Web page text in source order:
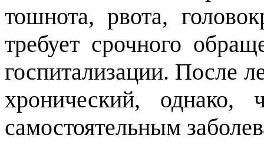
тошнота, рвота,
требует срочного
госпитализации. После
хронический, однако,
самостоятельным